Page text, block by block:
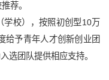
荐。
校），按照初创型10万
给予青年人才创新创业团
选团队提供相应支持。